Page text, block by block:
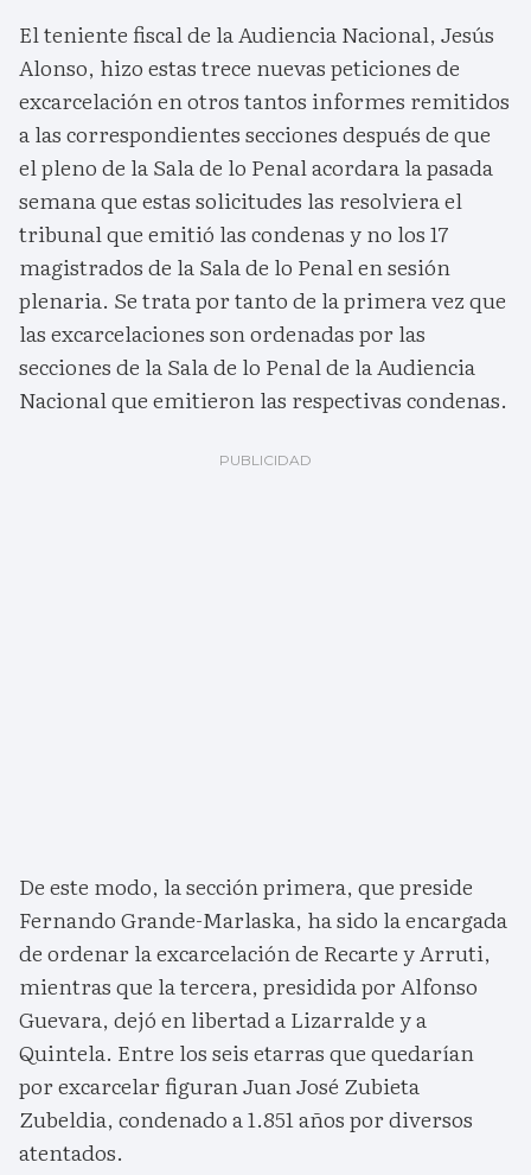
El teniente fiscal de la Audiencia Nacional, Jesús
Alonso, hizo estas trece nuevas peticiones de
excarcelación en otros tantos informes remitidos
a las correspondientes secciones después de que
el pleno de la Sala de lo Penal acordara la pasada
semana que estas solicitudes las resolviera el
tribunal que emitió las condenas y no los 17
magistrados de la Sala de lo Penal en sesión
plenaria. Se trata por tanto de la primera vez que
las excarcelaciones son ordenadas por las
secciones de la Sala de lo Penal de la Audiencia
Nacional que emitieron las respectivas condenas.
De este modo, la sección primera, que preside
Fernando Grande-Marlaska, ha sido la encargada
de ordenar la excarcelación de Recarte y Arruti,
mientras que la tercera, presidida por Alfonso
Guevara, dejó en libertad a Lizarralde y a
Quintela. Entre los seis etarras que quedarían
por excarcelar figuran Juan José Zubieta
Zubeldia, condenado a 1.851 años por diversos
atentados.